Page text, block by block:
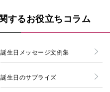
するお役立ちコラム
誕生日メッセージ文例集
誕生日のサプライズ